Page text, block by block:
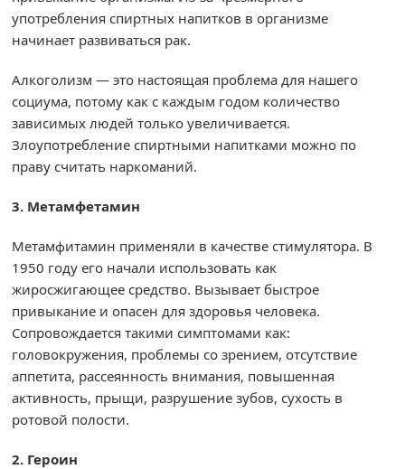
употребления спиртных напитков в организме
начинает развиваться рак.
Алкоголизм — это настоящая проблема для нашего
социума, потому как с каждым годом количество
зависимых людей только увеличивается.
Злоупотребление спиртными напитками можно по
праву считать наркоманий.
3. Метамфетамин
Метамфитамин применяли в качестве стимулятора. В
1950 году его начали использовать как
жиросжигающее средство. Вызывает быстрое
привыкание и опасен для здоровья человека.
Сопровождается такими симптомами как:
головокружения, проблемы со зрением, отсутствие
аппетита, рассеянность внимания, повышенная
активность, прыщи, разрушение зубов, сухость в
ротовой полости.
2. Героин